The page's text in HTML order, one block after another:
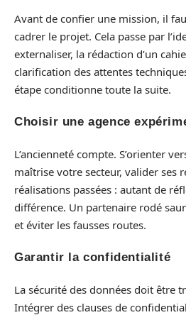
Avant de confier une mission, il
cadrer le projet. Cela passe par
externaliser, la rédaction d’un
clarification des attentes
étape conditionne toute la suite.
Choisir une agence
L’ancienneté compte. S’orienter
maîtrise votre secteur, valider ses
réalisations passées : autant de
différence. Un partenaire rodé
et éviter les fausses routes.
Garantir la confidentialité
La sécurité des données doit être
Intégrer des clauses de